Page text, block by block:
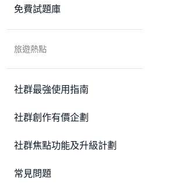
免費試題庫
旅遊熱點
社群最強使用指南
社群創作有價企劃
社群焦點功能及升級計劃
常見問題